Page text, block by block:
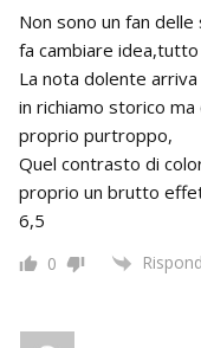
Non sono un fan
fa cambiare
La nota dolente
in richiamo storico ma
proprio purtroppo,
Quel contrasto di
proprio un brutto
6,5
0